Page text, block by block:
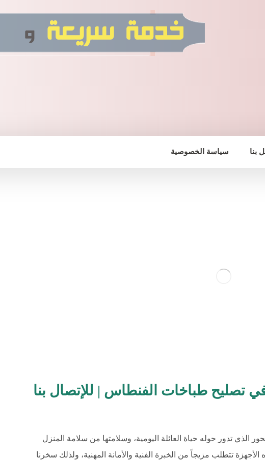
بنا سياسة الخصوصية
طباخات الفنطاس | للإتصال بنا
الذي تدور حوله حياة العائلة اليومية، وسلامتها من سلامة المنزل
تتطلب مزيجاً من الخبرة الفنية والأمانة المهنية، ولذلك سخرنا